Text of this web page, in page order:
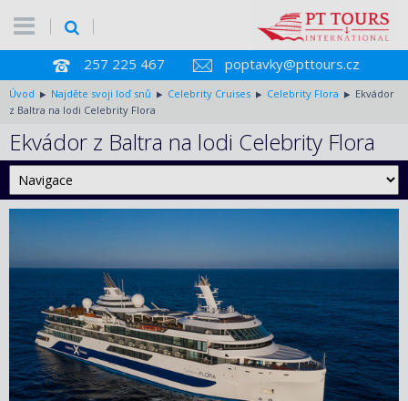
257 225 467 poptavky@pttours.cz
Úvod Najděte svoji loď snů Celebrity Cruises Celebrity Flora
Ekvádor
z Baltra na lodi Celebrity Flora
Ekvádor z Baltra na lodi Celebrity Flora